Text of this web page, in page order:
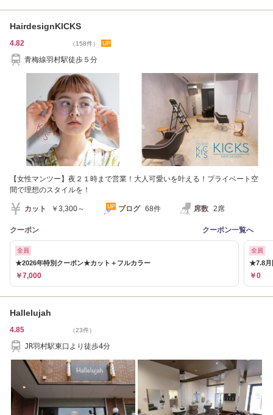
HairdesignKlCKS
4.82 （158件）
青梅線羽村駅徒歩５分
【女性マンツー】夜２１時まで営業！大人可愛いを叶える！プライベート空
間で理想のスタイルを！
カット ￥3,300～ ブログ 68件 席数 2席
クーポン クーポン一覧へ
全員
★2026年特別クーポン★カット＋フルカラー
￥7,000
全員
★7.8月
￥0
Hallelujah
4.85 （23件）
JR羽村駅東口より徒歩4分